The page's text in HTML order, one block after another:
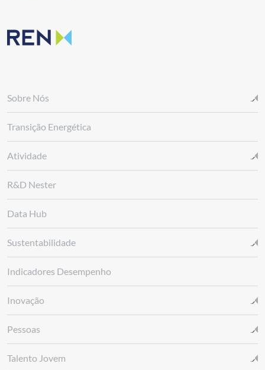
Sobre Nós
Transição Energética
Atividade
R&D Nester
Data Hub
Sustentabilidade
Indicadores Desempenho
Inovação
Pessoas
Talento Jovem